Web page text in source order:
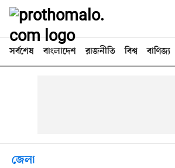
সর্বশেষ বাংলাদেশ রাজনীতি বিশ্ব বাণিজ্য
জেলা